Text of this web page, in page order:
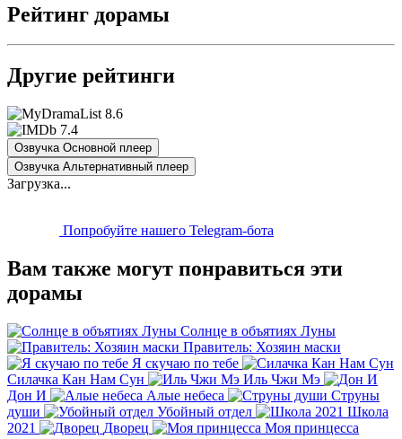
Рейтинг дорамы
Другие рейтинги
8.6
7.4
Озвучка Основной плеер
Озвучка Альтернативный плеер
Загрузка...
Попробуйте нашего Telegram-бота
Вам также могут понравиться эти
дорамы
Солнце в объятиях Луны
Правитель: Хозяин маски
Я скучаю по тебе
Силачка Кан Нам Сун
Иль Чжи Мэ
Дон И
Алые небеса
Струны
души
Убойный отдел
Школа
2021
Дворец Моя принцесса